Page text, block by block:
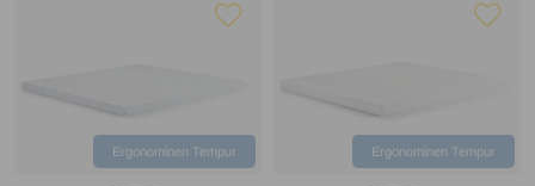
Ergonominen Tempur Ergonominen Tempur